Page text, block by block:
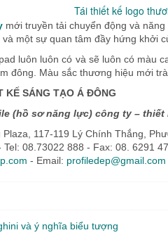
Tái thiết kế logo
mới truyền tải chuyển động và
một sự quan tâm đầy hứng khởi
luôn luôn có và sẽ luôn có
đông. Màu sắc thương hiệu mới
KẾ SÁNG TẠO Á ĐÔNG
(hồ sơ năng lực) công ty –
117-119 Lý Chính Thắng,
08.73022 888 - Fax: 08. 6291
- Email: profiledep@gmail.com
và ý nghĩa biểu tượng